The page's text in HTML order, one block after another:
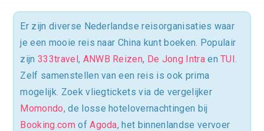
Er zijn diverse Nederlandse reisorganisaties waar
je een mooie reis naar China kunt boeken. Populair
zijn333travel, ANWB Reizen, De Jong IntraenTUI
Zelf samenstellen van een reis is ook prima
mogelijk. Zoek vliegtickets via de vergelijker
Momondo, de losse hotelovernachtingen bij
Booking.com ofAgoda, het binnenlandse vervoer